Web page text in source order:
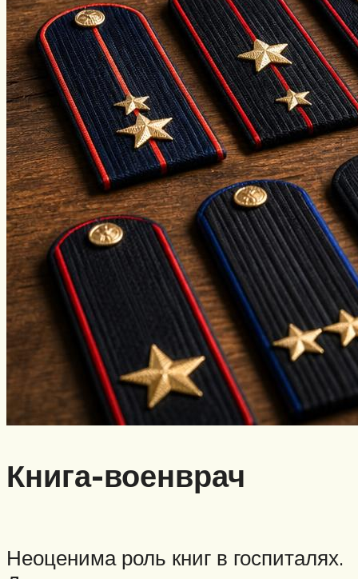
Книга-военврач
Неоценима роль книг в госпиталях.